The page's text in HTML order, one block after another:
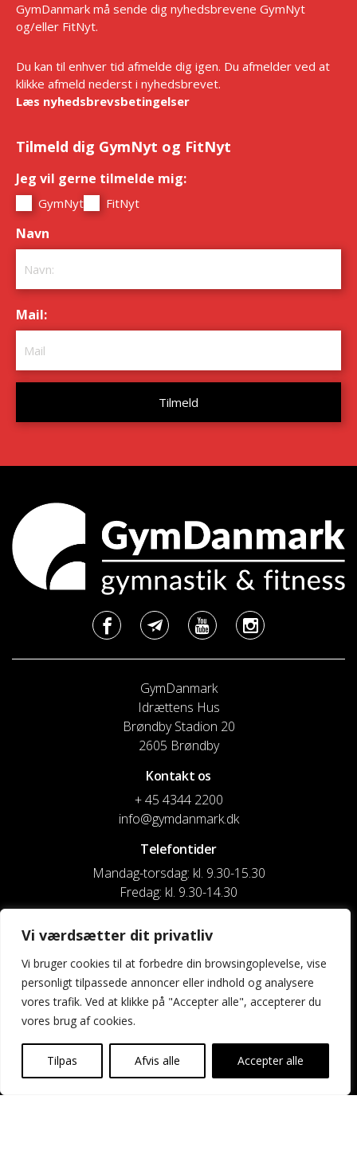
Vi værdsætter dit privatliv
Vi bruger cookies til at forbedre din browsingoplevelse, vise
personligt tilpassede annoncer eller indhold og analysere
vores trafik. Ved at klikke på "Accepter alle", accepterer du
vores brug af cookies.
Tilpas Afvis alle Accepter alle
GymDanmark må sende dig nyhedsbrevene GymNyt
og/eller FitNyt.
Du kan til enhver tid afmelde dig igen. Du afmelder ved at
klikke afmeld nederst i nyhedsbrevet.
Læs nyhedsbrevsbetingelser
Tilmeld dig GymNyt og FitNyt
Jeg vil gerne tilmelde mig:
GymNyt FitNyt
Navn
Mail:
GymDanmark
Idrættens Hus
Brøndby Stadion 20
2605 Brøndby
Kontakt os
+ 45 4344 2200
info@gymdanmark.dk
Telefontider
Mandag-torsdag: kl. 9.30-15.30
Fredag: kl. 9.30-14.30
CVR nr. 20916818
Reg. & Kontonr.: 4180 3119119022
Privatlivspolitik og cookies
Kontakt os
Kalender